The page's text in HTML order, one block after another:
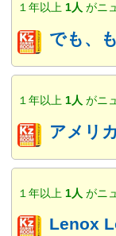
１年以上 1人 がニ
でも、
１年以上 1人 がニ
アメリ
１年以上 1人 がニ
Lenox